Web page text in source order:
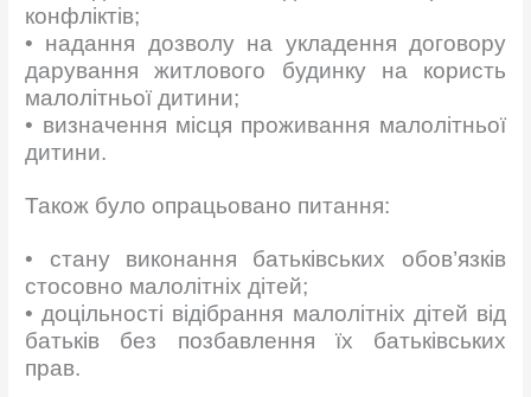
конфліктів;
• надання дозволу на укладення договору
дарування житлового будинку на користь
малолітньої дитини;
• визначення місця проживання малолітньої
дитини.
Також було опрацьовано питання:
• стану виконання батьківських обов’язків
стосовно малолітніх дітей;
• доцільності відібрання малолітніх дітей від
батьків без позбавлення їх батьківських
прав.